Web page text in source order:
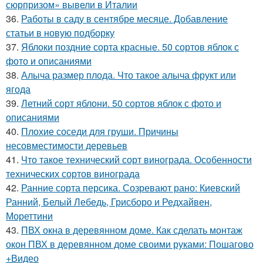
сюрпризом» вывели в Италии
36. Работы в саду в сентябре месяце. Добавление
статьи в новую подборку
37. Яблоки поздние сорта красные. 50 сортов яблок с
фото и описаниями
38. Алыча размер плода. Что такое алыча фрукт или
ягода
39. Летний сорт яблони. 50 сортов яблок с фото и
описаниями
40. Плохие соседи для груши. Причины
несовместимости деревьев
41. Что такое технический сорт винограда. Особенности
технических сортов винограда
42. Ранние сорта персика. Созревают рано: Киевский
Ранний, Белый Лебедь, Грисборо и Редхайвен,
Мореттини
43. ПВХ окна в деревянном доме. Как сделать монтаж
окон ПВХ в деревянном доме своими руками: Пошагово
+Видео